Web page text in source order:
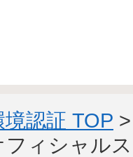
認証 TOP
ィシャル